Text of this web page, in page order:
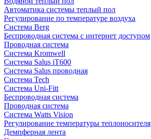
Автоматика системы теплый пол
Регулирование по температуре воздуха
Система Berg
Беспроводная система с интернет доступом
Проводная система
Система Kromwell
Система Salus iT600
Система Salus проводная
Система Tech
Система Uni-Fitt
Беспроводная система
Проводная система
Система Watts Vision
Регулирование температуры теплоносителя
Демпферная лента